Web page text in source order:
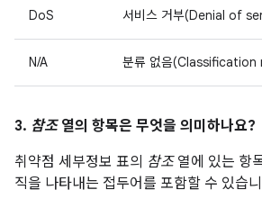
DoS 서비스 거부(Denial of
N/A 분류 없음
3. 참조열의 항목은 무엇을 의미하나요?
취약점 세부정보 표의 참조열에 있는 항
직을 나타내는 접두어를 포함할 수 있습